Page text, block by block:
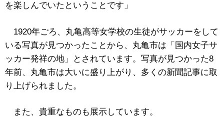
を楽しんでいたということです」
1920年ごろ、丸亀高等女学校の生徒がサッカーをして
いる写真が見つかったことから、丸亀市は「国内女子サ
ッカー発祥の地」とされています。写真が見つかった8
年前、丸亀市は大いに盛り上がり、多くの新聞記事に取
り上げられました。
また、貴重なものも展示しています。